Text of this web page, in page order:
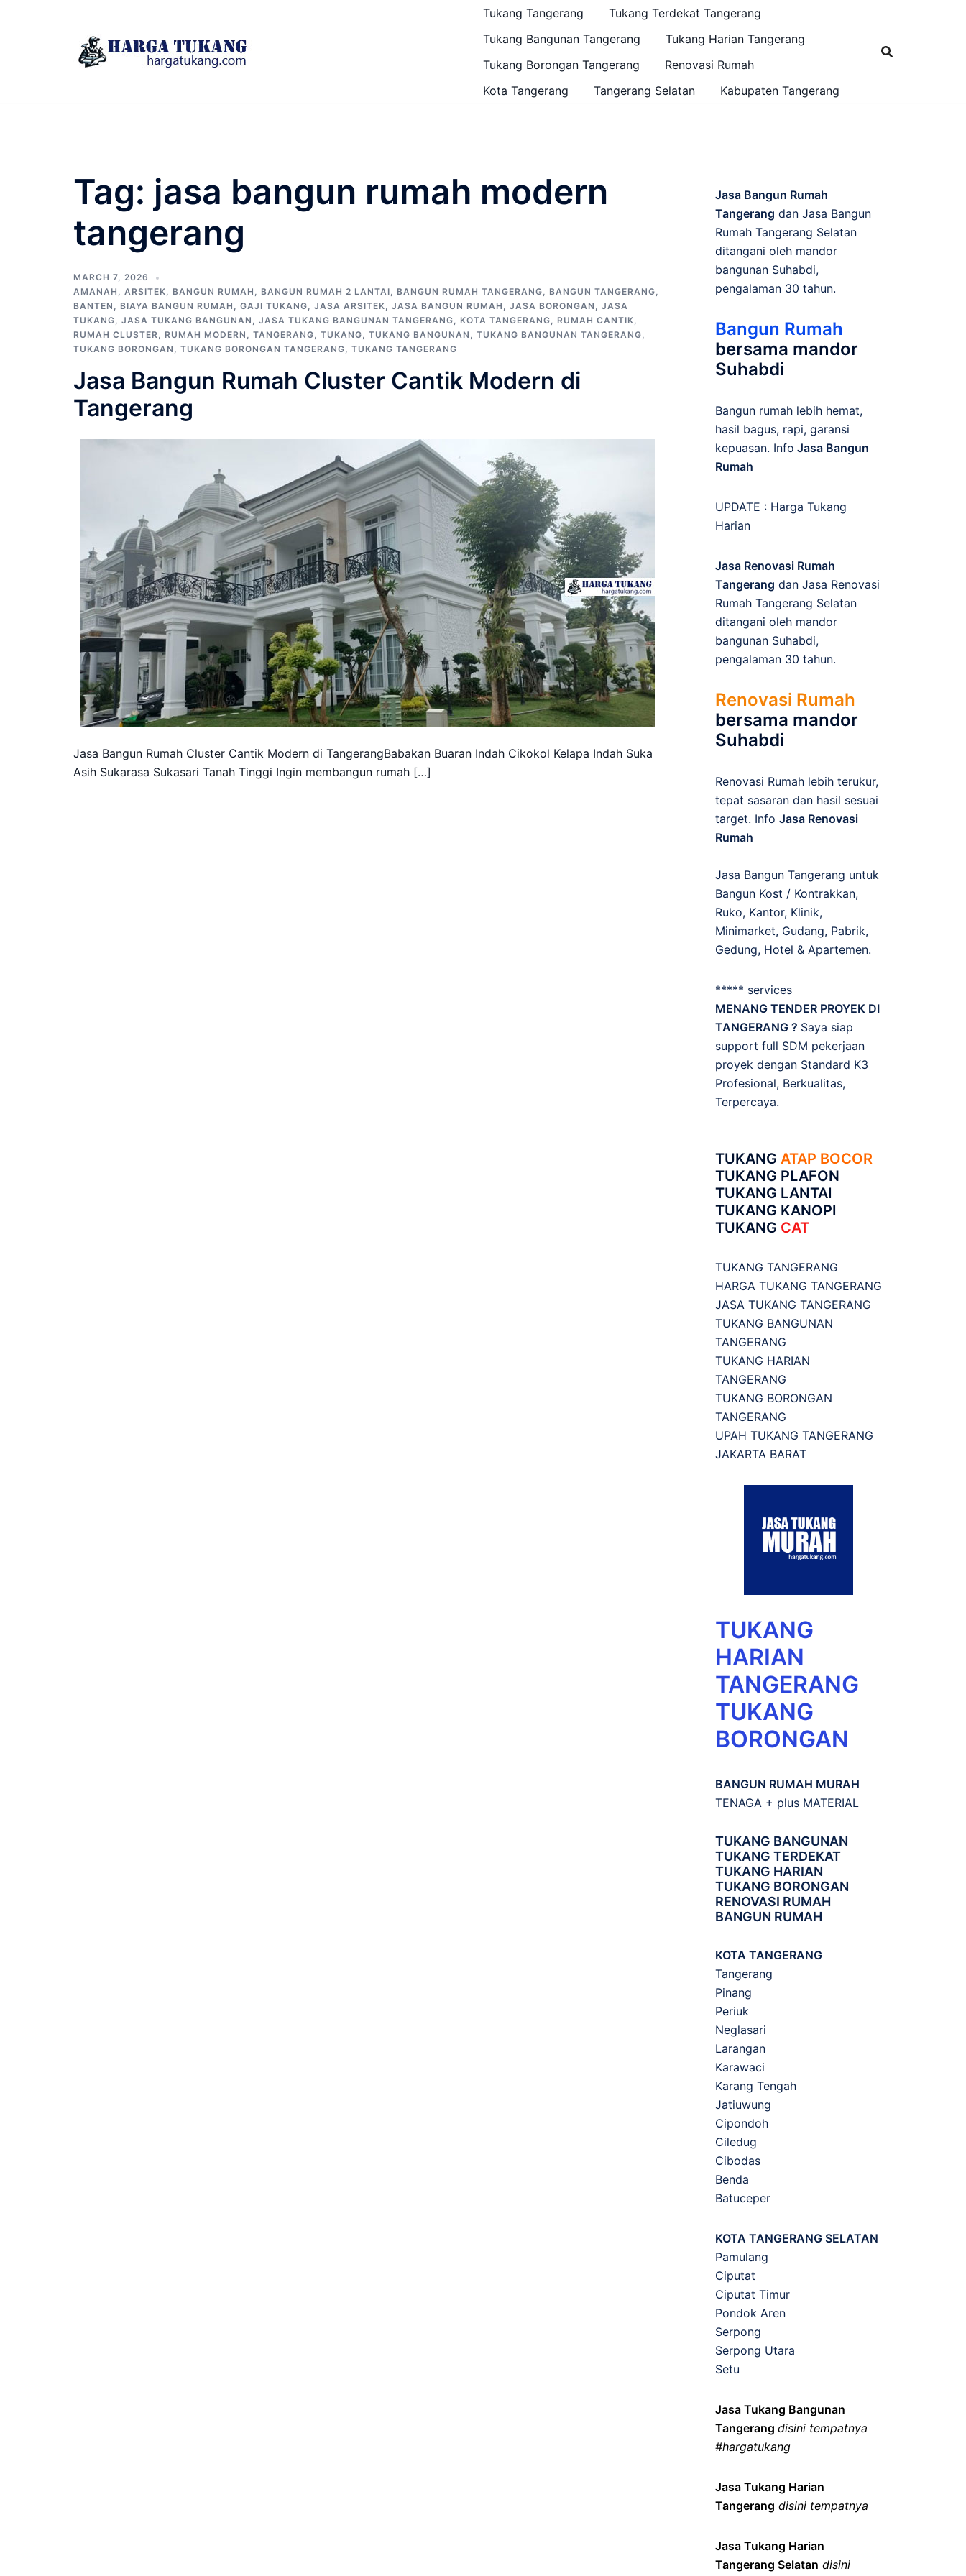
Tukang Tangerang
Tukang Terdekat Tangerang
Tukang Bangunan Tangerang
Tukang Harian Tangerang
Tukang Borongan Tangerang
Renovasi Rumah
Kota Tangerang
Tangerang Selatan Kabupaten Tangerang
Tag: jasa bangun rumah modern
tangerang
MARCH 7, 2026
AMANAH , ARSITEK, BANGUN RUMAH , BANGUN RUMAH 2 LANTAI, BANGUN RUMAH TANGERANG, BANGUN TANGERANG,
BANTEN , BIAYA BANGUN RUMAH , GAJI TUKANG, JASA ARSITEK, JASA BANGUN RUMAH , JASA BORONGAN , JASA
TUKANG, JASA TUKANG BANGUNAN , JASA TUKANG BANGUNAN TANGERANG, KOTA TANGERANG, RUMAH CANTIK,
RUMAH CLUSTER, RUMAH MODERN , TANGERANG, TUKANG, TUKANG BANGUNAN , TUKANG BANGUNAN TANGERANG,
TUKANG BORONGAN , TUKANG BORONGAN TANGERANG, TUKANG TANGERANG
Jasa Bangun Rumah Cluster Cantik Modern di
Tangerang
Jasa Bangun Rumah Cluster Cantik Modern di TangerangBabakan Buaran Indah Cikokol Kelapa Indah Suka
Asih Sukarasa Sukasari Tanah Tinggi Ingin membangun rumah […]
Jasa Bangun Rumah
Tangerang dan Jasa Bangun
Rumah Tangerang Selatan
ditangani oleh mandor
bangunan Suhabdi,
pengalaman 30 tahun.
Bangun Rumah
bersama mandor
Suhabdi
Bangun rumah lebih hemat,
hasil bagus, rapi, garansi
kepuasan. Info Jasa Bangun
Rumah
UPDATE : Harga Tukang
Harian
Jasa Renovasi Rumah
Tangerang dan Jasa Renovasi
Rumah Tangerang Selatan
ditangani oleh mandor
bangunan Suhabdi,
pengalaman 30 tahun.
Renovasi Rumah
bersama mandor
Suhabdi
Renovasi Rumah lebih terukur,
tepat sasaran dan hasil sesuai
target. Info Jasa Renovasi
Rumah
Jasa Bangun Tangerang untuk
Bangun Kost / Kontrakkan,
Ruko, Kantor, Klinik,
Minimarket, Gudang, Pabrik,
Gedung, Hotel & Apartemen.
***** services
MENANG TENDER PROYEK DI
TANGERANG ? Saya siap
support full SDM pekerjaan
proyek dengan Standard K3
Profesional, Berkualitas,
Terpercaya.
TUKANG ATAP BOCOR
TUKANG PLAFON
TUKANG LANTAI
TUKANG KANOPI
TUKANG CAT
TUKANG TANGERANG
HARGA TUKANG TANGERANG
JASA TUKANG TANGERANG
TUKANG BANGUNAN
TANGERANG
TUKANG HARIAN
TANGERANG
TUKANG BORONGAN
TANGERANG
UPAH TUKANG TANGERANG
JAKARTA BARAT
TUKANG
HARIAN
TANGERANG
TUKANG
BORONGAN
BANGUN RUMAH MURAH
TENAGA + plus MATERIAL
TUKANG BANGUNAN
TUKANG TERDEKAT
TUKANG HARIAN
TUKANG BORONGAN
RENOVASI RUMAH
BANGUN RUMAH
KOTA TANGERANG
Tangerang
Pinang
Periuk
Neglasari
Larangan
Karawaci
Karang Tengah
Jatiuwung
Cipondoh
Ciledug
Cibodas
Benda
Batuceper
KOTA TANGERANG SELATAN
Pamulang
Ciputat
Ciputat Timur
Pondok Aren
Serpong
Serpong Utara
Setu
Jasa Tukang Bangunan
Tangerang disini tempatnya
#hargatukang
Jasa Tukang Harian
Tangerang disini tempatnya
Jasa Tukang Harian
Tangerang Selatan disini